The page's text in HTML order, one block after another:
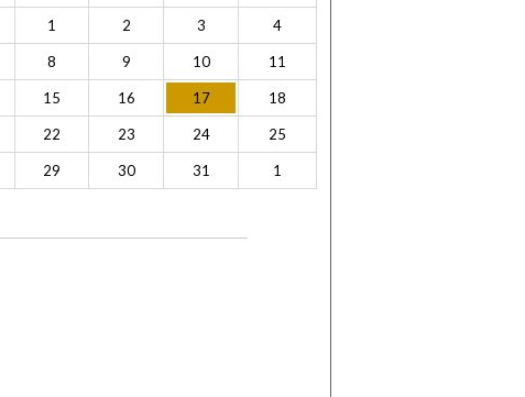
1 2 3 4
8 9 10 11
15 16 17 18
22 23 24 25
29 30 31 1